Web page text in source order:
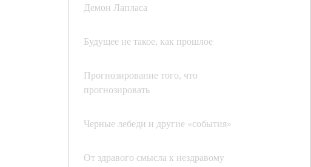
Демон Лапласа
Будущее не такое, как прошлое
Прогнозирование того, что
прогнозировать
Черные лебеди и другие «события»
От здравого смысла к нездравому